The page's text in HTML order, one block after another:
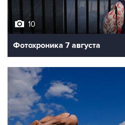
10
Фотохроника 7 августа